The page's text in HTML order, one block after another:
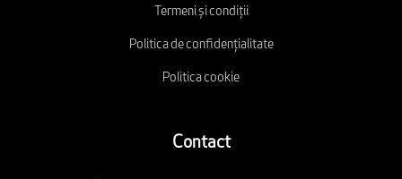
Termeni și condiții
Politica de confidențialitate
Politica cookie
Contact